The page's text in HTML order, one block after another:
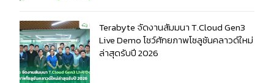
Terabyte จัดงานสัมมนา T.Cloud Gen3
Live Demo โชว์ศักยภาพโซลูชันคลาวด์ใหม่
ล่าสุดรับปี 2026